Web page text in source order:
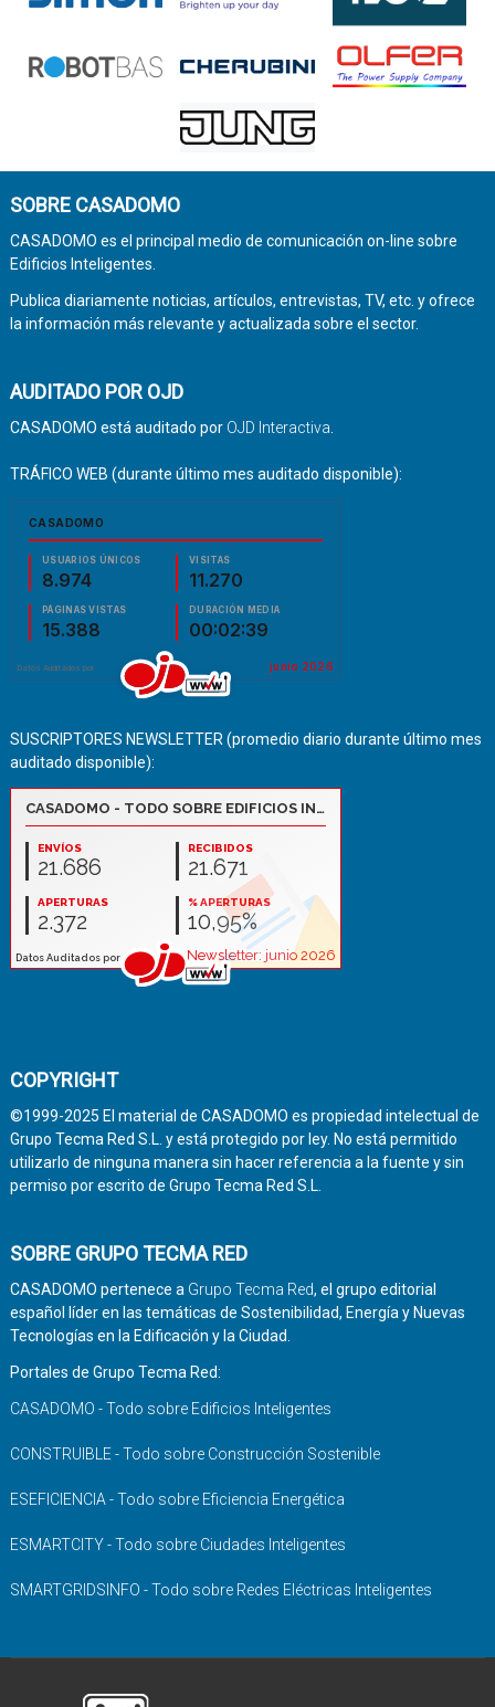
SOBRE CASADOMO
CASADOMO es el principal medio de comunicación on-line sobre
Edificios Inteligentes.
Publica diariamente noticias, artículos, entrevistas, TV, etc. y ofrece
la información más relevante y actualizada sobre el sector.
AUDITADO POR OJD
CASADOMO está auditado por OJD Interactiva.
TRÁFICO WEB (durante último mes auditado disponible):
SUSCRIPTORES NEWSLETTER (promedio diario durante último mes
auditado disponible):
COPYRIGHT
©1999-2025 El material de CASADOMO es propiedad intelectual de
Grupo Tecma Red S.L. y está protegido por ley. No está permitido
utilizarlo de ninguna manera sin hacer referencia a la fuente y sin
permiso por escrito de Grupo Tecma Red S.L.
SOBRE GRUPO TECMA RED
CASADOMO pertenece a Grupo Tecma Red, el grupo editorial
español líder en las temáticas de Sostenibilidad, Energía y Nuevas
Tecnologías en la Edificación y la Ciudad.
Portales de Grupo Tecma Red:
CASADOMO - Todo sobre Edificios Inteligentes
CONSTRUIBLE - Todo sobre Construcción Sostenible
ESEFICIENCIA - Todo sobre Eficiencia Energética
ESMARTCITY - Todo sobre Ciudades Inteligentes
SMARTGRIDSINFO - Todo sobre Redes Eléctricas Inteligentes